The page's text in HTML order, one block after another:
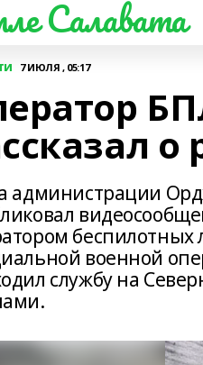
Салавата
7 ИЮЛЯ , 05:17
о
администрации
беспилотных
военной
службу на